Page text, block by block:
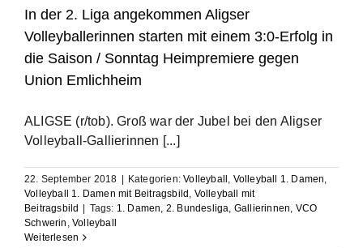
In der 2. Liga angekommen Aligser
Volleyballerinnen starten mit einem 3:0-Erfolg in
die Saison / Sonntag Heimpremiere gegen
Union Emlichheim
ALIGSE (r/tob). Groß war der Jubel bei den Aligser
Volleyball-Gallierinnen [...]
22. September 2018 | Kategorien:Volleyball, Volleyball 1. Damen,
Volleyball 1. Damen mit Beitragsbild, Volleyball mit
Beitragsbild | Tags: 1. Damen, 2. Bundesliga, Gallierinnen, VCO
Schwerin ,Volleyball
Weiterlesen